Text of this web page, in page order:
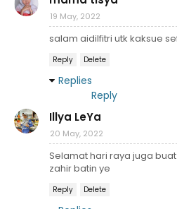
19 May, 2022
salam aidilfitri utk kaksue
Reply Delete
Replies
Reply
Illya LeYa
20 May, 2022
Selamat hari raya juga
zahir batin ye
Reply Delete